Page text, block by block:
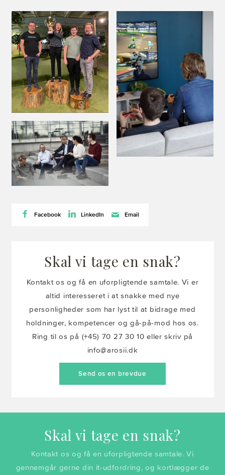
Facebook LinkedIn Email
Skal vi tage en snak?
Kontakt os og få en uforpligtende samtale. Vi er
altid interesseret i at snakke med nye
personligheder som har lyst til at bidrage med
holdninger, kompetencer og gå-på-mod hos os.
Ring til os på (+45) 70 27 30 10 eller skriv på
info@arosii.dk
Send os en brevdue
Skal vi tage en snak?
Kontakt os og få en uforpligtende samtale. Vi
gennemgår gerne din it-udfordring, og kortlægger de